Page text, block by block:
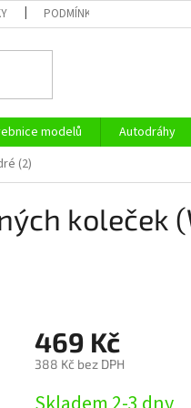
PODMÍNKY OCHRANY
modelů
Autodráhy
(2)
koleček
469 Kč
388 Kč bez DPH